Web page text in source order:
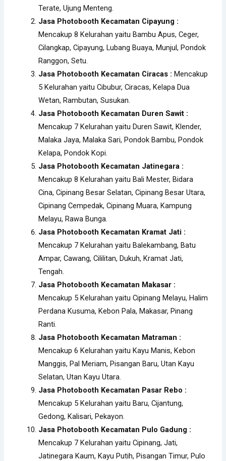
Terate, Ujung Menteng.
Jasa Photobooth Kecamatan Cipayung :
Mencakup 8 Kelurahan yaitu Bambu Apus, Ceger,
Cilangkap, Cipayung, Lubang Buaya, Munjul, Pondok
Ranggon, Setu.
Jasa Photobooth Kecamatan Ciracas :Mencakup
5 Kelurahan yaitu Cibubur, Ciracas, Kelapa Dua
Wetan, Rambutan, Susukan.
Jasa Photobooth Kecamatan Duren Sawit :
Mencakup 7 Kelurahan yaitu Duren Sawit, Klender,
Malaka Jaya, Malaka Sari, Pondok Bambu, Pondok
Kelapa, Pondok Kopi.
Jasa Photobooth Kecamatan Jatinegara :
Mencakup 8 Kelurahan yaitu Bali Mester, Bidara
Cina, Cipinang Besar Selatan, Cipinang Besar Utara,
Cipinang Cempedak, Cipinang Muara, Kampung
Melayu, Rawa Bunga.
Jasa Photobooth Kecamatan Kramat Jati :
Mencakup 7 Kelurahan yaitu Balekambang, Batu
Ampar, Cawang, Cililitan, Dukuh, Kramat Jati,
Tengah.
Jasa Photobooth Kecamatan Makasar :
Mencakup 5 Kelurahan yaitu Cipinang Melayu, Halim
Perdana Kusuma, Kebon Pala, Makasar, Pinang
Ranti.
Jasa Photobooth Kecamatan Matraman :
Mencakup 6 Kelurahan yaitu Kayu Manis, Kebon
Manggis, Pal Meriam, Pisangan Baru, Utan Kayu
Selatan, Utan Kayu Utara.
Jasa Photobooth Kecamatan Pasar Rebo :
Mencakup 5 Kelurahan yaitu Baru, Cijantung,
Gedong, Kalisari, Pekayon.
Jasa Photobooth Kecamatan Pulo Gadung :
Mencakup 7 Kelurahan yaitu Cipinang, Jati,
Jatinegara Kaum, Kayu Putih, Pisangan Timur, Pulo